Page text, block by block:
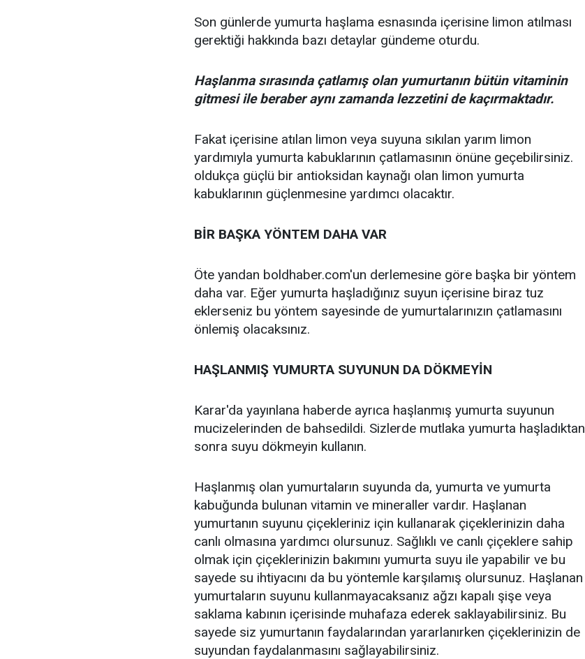
Son günlerde yumurta haşlama esnasında içerisine limon atılması
gerektiği hakkında bazı detaylar gündeme oturdu.
Haşlanma sırasında çatlamış olan yumurtanın bütün vitaminin
gitmesi ile beraber aynı zamanda lezzetini de kaçırmaktadır.
Fakat içerisine atılan limon veya suyuna sıkılan yarım limon
yardımıyla yumurta kabuklarının çatlamasının önüne geçebilirsiniz.
oldukça güçlü bir antioksidan kaynağı olan limon yumurta
kabuklarının güçlenmesine yardımcı olacaktır.
BİR BAŞKA YÖNTEM DAHA VAR
Öte yandan boldhaber.com'un derlemesine göre başka bir yöntem
daha var. Eğer yumurta haşladığınız suyun içerisine biraz tuz
eklerseniz bu yöntem sayesinde de yumurtalarınızın çatlamasını
önlemiş olacaksınız.
HAŞLANMIŞ YUMURTA SUYUNUN DA DÖKMEYİN
Karar'da yayınlana haberde ayrıca haşlanmış yumurta suyunun
mucizelerinden de bahsedildi. Sizlerde mutlaka yumurta haşladıktan
sonra suyu dökmeyin kullanın.
Haşlanmış olan yumurtaların suyunda da, yumurta ve yumurta
kabuğunda bulunan vitamin ve mineraller vardır. Haşlanan
yumurtanın suyunu çiçekleriniz için kullanarak çiçeklerinizin daha
canlı olmasına yardımcı olursunuz. Sağlıklı ve canlı çiçeklere sahip
olmak için çiçeklerinizin bakımını yumurta suyu ile yapabilir ve bu
sayede su ihtiyacını da bu yöntemle karşılamış olursunuz. Haşlanan
yumurtaların suyunu kullanmayacaksanız ağzı kapalı şişe veya
saklama kabının içerisinde muhafaza ederek saklayabilirsiniz. Bu
sayede siz yumurtanın faydalarından yararlanırken çiçeklerinizin de
suyundan faydalanmasını sağlayabilirsiniz.